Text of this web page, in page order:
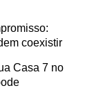
coexistir
Casa 7 no